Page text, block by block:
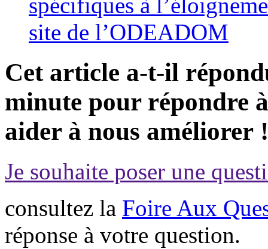
spécifiques à
site de l’ODEADOM
Cet article a-t-il
minute pour répondre
aider à nous améliorer !
Je souhaite poser une
consultez la Foire Aux
réponse à votre question.